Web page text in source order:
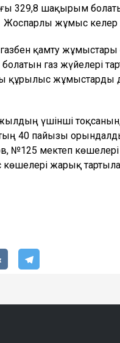
329,8 шақырым
Жоспарлы жұмыс
қамту жұмыстары
газ жүйелері
құрылыс жұмыстарды
үшінші
40 пайызы
№125 мектеп
жарық